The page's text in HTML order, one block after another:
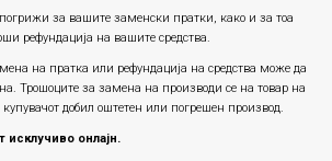
за вашите заменски пратки, како и за тоа
рефундација на вашите средства.
на пратка или рефундацијa на средства може да
Трошоците за замена на производи се на товар на
купувачот добил оштетен или погрешен производ.
исклучиво онлајн.